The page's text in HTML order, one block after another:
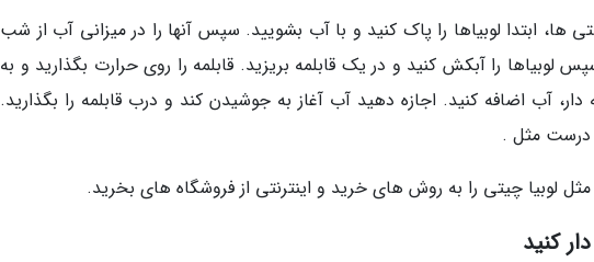
ها، ابتدا لوبیاها را پاک کنید و با آب بشویید. سپس آنها را در میزانی آب از شب
لوبیاها را آبکش کنید و در یک قابلمه بریزید. قابلمه را روی حرارت بگذارید و به
فرانسوی دسته دار، آب اضافه کنید. اجازه دهید آب آغاز به جوشیدن کند و درب قابلمه را بگذارید.
درست مثل .
لوبیا چیتی را به روش های خرید و اینترنتی از فروشگاه های بخرید.
کنید